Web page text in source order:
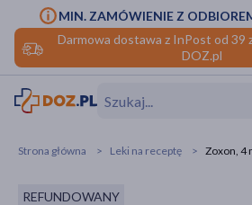
Darmowa dostawa z InPost od 39
DOZ.pl
MIN. ZAMÓWIENIE Z
Strona główna Leki na receptę Zoxon, 4
REFUNDOWANY